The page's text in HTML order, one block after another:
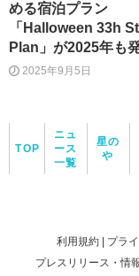
める宿泊プラン
「Halloween 33h
Plan」が2025年も
2025年9月5日
TOP
ニュ
ース
一覧
星の
や
利用規約 プラ
プレスリリース・情